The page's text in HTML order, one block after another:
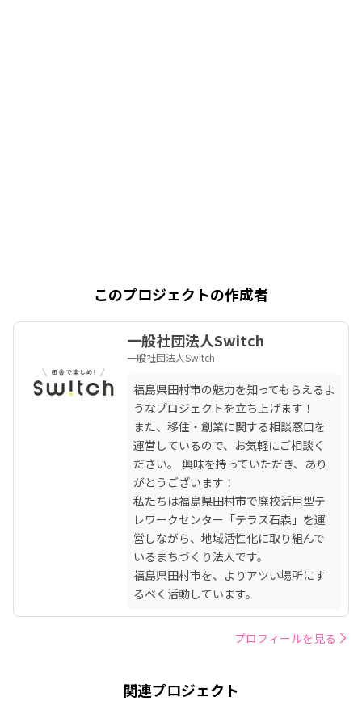
このプロジェクトの作成者
一般社団法人Switch
一般社団法人Switch
福島県田村市の魅力を知ってもらえるよ
うなプロジェクトを立ち上げます！
また、移住・創業に関する相談窓口を
運営しているので、お気軽にご相談く
ださい。 興味を持っていただき、あり
がとうございます！
私たちは福島県田村市で廃校活用型テ
レワークセンター「テラス石森」を運
営しながら、地域活性化に取り組んで
いるまちづくり法人です。
福島県田村市を、よりアツい場所にす
るべく活動しています。
プロフィールを見る
関連プロジェクト